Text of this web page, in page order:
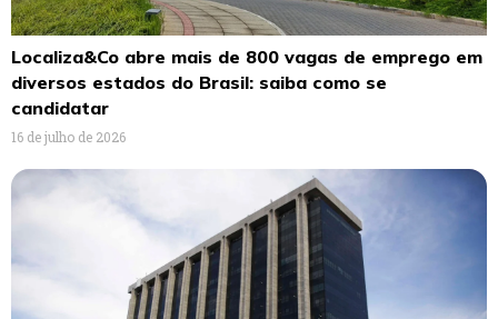
Localiza&Co abre mais de 800 vagas de emprego em
diversos estados do Brasil: saiba como se
candidatar
16 de julho de 2026